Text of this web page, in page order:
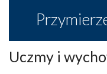
Uczmy i